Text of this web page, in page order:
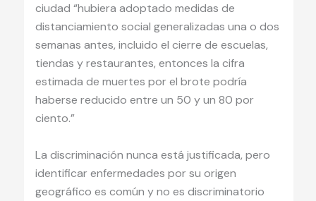
ciudad “hubiera adoptado medidas de
distanciamiento social generalizadas una o dos
semanas antes, incluido el cierre de escuelas,
tiendas y restaurantes, entonces la cifra
estimada de muertes por el brote podría
haberse reducido entre un 50 y un 80 por
ciento.”
La discriminación nunca está justificada, pero
identificar enfermedades por su origen
geográfico es común y no es discriminatorio